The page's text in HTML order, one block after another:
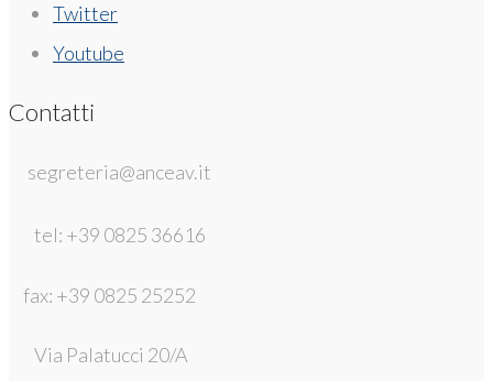
Twitter
Youtube
Contatti
segreteria@anceav.it
tel: +39 0825 36616
fax: +39 0825 25252
Via Palatucci 20/A